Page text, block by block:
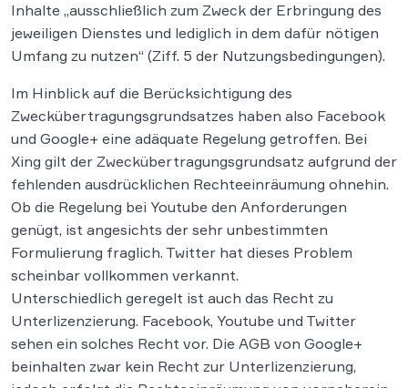
Inhalte „ausschließlich zum Zweck der Erbringung des
jeweiligen Dienstes und lediglich in dem dafür nötigen
Umfang zu nutzen“ (Ziff. 5 der Nutzungsbedingungen).
Im Hinblick auf die Berücksichtigung des
Zweckübertragungsgrundsatzes haben also Facebook
und Google+ eine adäquate Regelung getroffen. Bei
Xing gilt der Zweckübertragungsgrundsatz aufgrund der
fehlenden ausdrücklichen Rechteeinräumung ohnehin.
Ob die Regelung bei Youtube den Anforderungen
genügt, ist angesichts der sehr unbestimmten
Formulierung fraglich. Twitter hat dieses Problem
scheinbar vollkommen verkannt.
Unterschiedlich geregelt ist auch das Recht zu
Unterlizenzierung. Facebook, Youtube und Twitter
sehen ein solches Recht vor. Die AGB von Google+
beinhalten zwar kein Recht zur Unterlizenzierung,